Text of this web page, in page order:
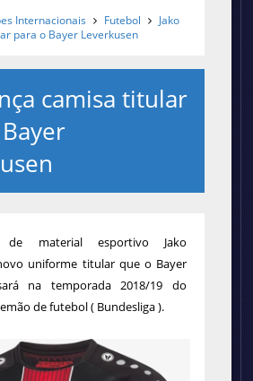
Internacionais Futebol
Jako
para o Bayer Leverkusen
camisa titular
de material esportivo Jako
uniforme titular que o Bayer
na temporada 2018/19 do
de futebol ( Bundesliga ).